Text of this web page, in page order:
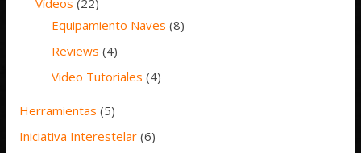
Vídeos (22)
Equipamiento Naves (8)
Reviews (4)
Video Tutoriales (4)
Herramientas (5)
Iniciativa Interestelar (6)